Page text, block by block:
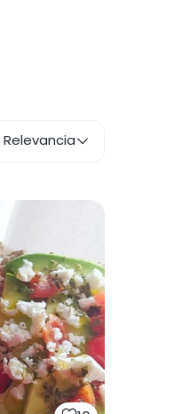
Relevancia